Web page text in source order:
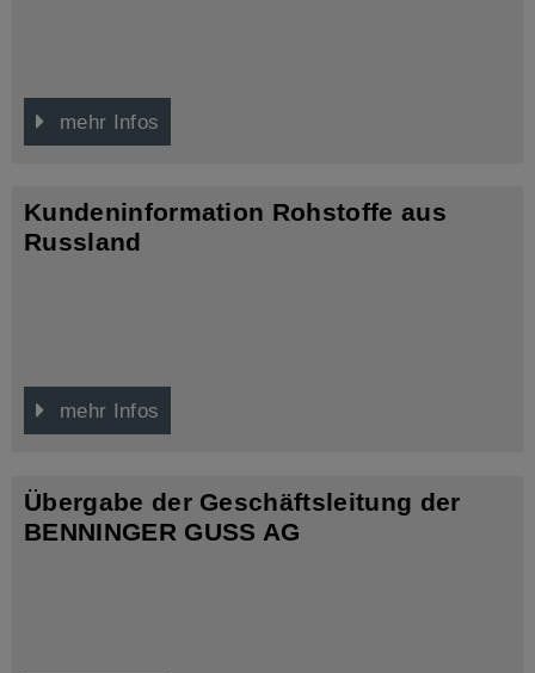
mehr Infos
Kundeninformation Rohstoffe aus
Russland
mehr Infos
Übergabe der Geschäftsleitung der
BENNINGER GUSS AG